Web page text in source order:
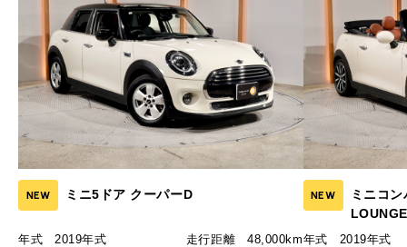
NEW ミニ5ドア クーパーD
年式 2019年式 走行距離 48,000km
NEW
ミニコ
年式 2019年式